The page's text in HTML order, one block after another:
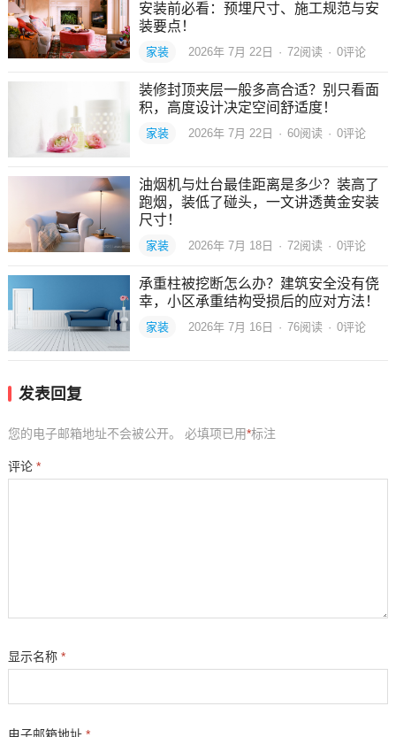
安装前必看：预埋尺寸、施工规范与安
装要点！
家装 2026年 7月 22日 · 72阅读 · 0评论
装修封顶夹层一般多高合适？别只看面
积，高度设计决定空间舒适度！
家装 2026年 7月 22日 · 60阅读 · 0评论
油烟机与灶台最佳距离是多少？装高了
跑烟，装低了碰头，一文讲透黄金安装
尺寸！
家装 2026年 7月 18日 · 72阅读 · 0评论
承重柱被挖断怎么办？建筑安全没有侥
幸，小区承重结构受损后的应对方法！
家装 2026年 7月 16日 · 76阅读 · 0评论
发表回复
您的电子邮箱地址不会被公开。 必填项已用*标注
评论 *
显示名称 *